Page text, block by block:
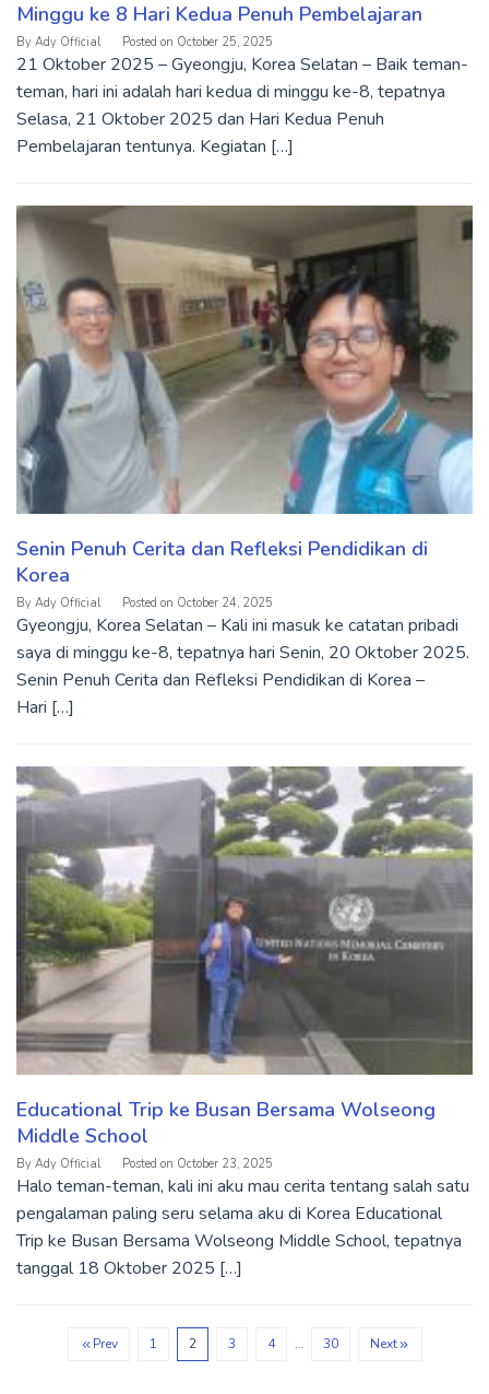
Minggu ke 8 Hari Kedua Penuh Pembelajaran
By Ady Official Posted on October 25, 2025
21 Oktober 2025 – Gyeongju, Korea Selatan – Baik teman-
teman, hari ini adalah hari kedua di minggu ke-8, tepatnya
Selasa, 21 Oktober 2025 dan Hari Kedua Penuh
Pembelajaran tentunya. Kegiatan […]
Senin Penuh Cerita dan Refleksi Pendidikan di
Korea
By Ady Official Posted on October 24, 2025
Gyeongju, Korea Selatan – Kali ini masuk ke catatan pribadi
saya di minggu ke-8, tepatnya hari Senin, 20 Oktober 2025.
Senin Penuh Cerita dan Refleksi Pendidikan di Korea –
Hari […]
Educational Trip ke Busan Bersama Wolseong
Middle School
By Ady Official Posted on October 23, 2025
Halo teman-teman, kali ini aku mau cerita tentang salah satu
pengalaman paling seru selama aku di Korea Educational
Trip ke Busan Bersama Wolseong Middle School, tepatnya
tanggal 18 Oktober 2025 […]
Prev 1 2 3 4 … 30 Next